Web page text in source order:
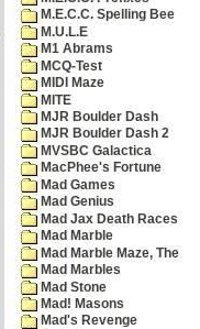
M.E.C.C. Spelling Bee
M.U.L.E
M1 Abrams
MCQ-Test
MIDI Maze
MITE
MJR Boulder Dash
MJR Boulder Dash 2
MVSBC Galactica
MacPhee's Fortune
Mad Games
Mad Genius
Mad Jax Death Races
Mad Marble
Mad Marble Maze, The
Mad Marbles
Mad Stone
Mad! Masons
Mad's Revenge